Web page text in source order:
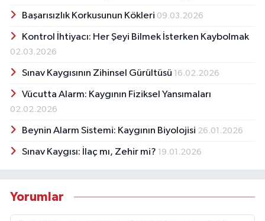
Başarısızlık Korkusunun Kökleri 09.03.2026
Kontrol İhtiyacı: Her Şeyi Bilmek İsterken Kaybolmak
02.03.2026
Sınav Kaygısının Zihinsel Gürültüsü 16.02.2026
Vücutta Alarm: Kaygının Fiziksel Yansımaları
02.02.2026
Beynin Alarm Sistemi: Kaygının Biyolojisi 26.01.2026
Sınav Kaygısı: İlaç mı, Zehir mi? 19.01.2026
Yorumlar